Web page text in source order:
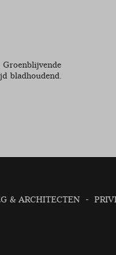
bladhoudend.
& ARCHITECTEN